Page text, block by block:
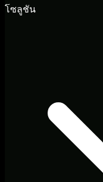
โซลูชัน